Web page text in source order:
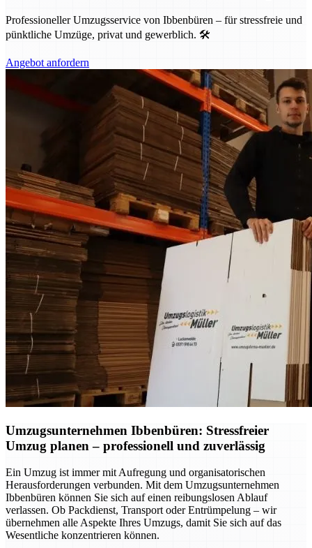
Professioneller Umzugsservice von Ibbenbüren – für stressfreie und
pünktliche Umzüge, privat und gewerblich. 🛠️
Angebot anfordern
Umzugsunternehmen Ibbenbüren: Stressfreier
Umzug planen – professionell und zuverlässig
Ein Umzug ist immer mit Aufregung und organisatorischen
Herausforderungen verbunden. Mit dem Umzugsunternehmen
Ibbenbüren können Sie sich auf einen reibungslosen Ablauf
verlassen. Ob Packdienst, Transport oder Entrümpelung – wir
übernehmen alle Aspekte Ihres Umzugs, damit Sie sich auf das
Wesentliche konzentrieren können.